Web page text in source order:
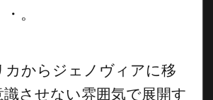
。
カからジェノヴィアに移
識させない雰囲気で展開す